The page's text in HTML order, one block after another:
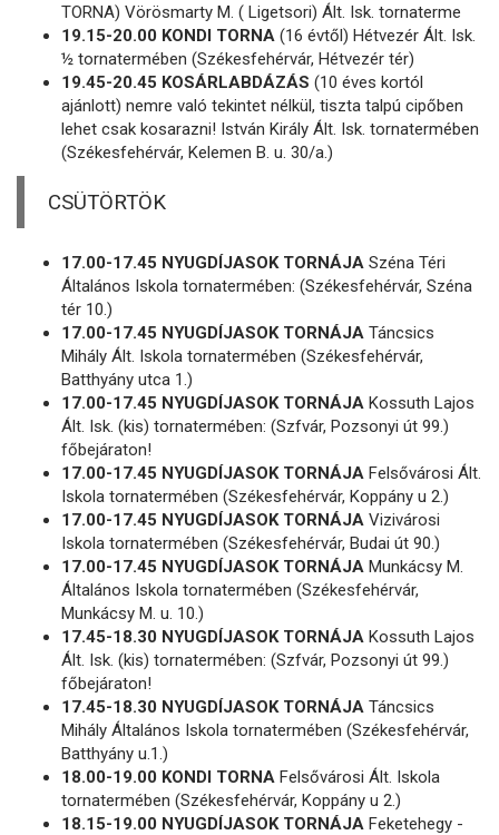
TORNA) Vörösmarty M. ( Ligetsori) Ált. Isk. tornaterme
19.15-20.00 KONDI TORNA (16 évtől) Hétvezér Ált. Isk.
½ tornatermében (Székesfehérvár, Hétvezér tér)
19.45-20.45 KOSÁRLABDÁZÁS (10 éves kortól
ajánlott) nemre való tekintet nélkül, tiszta talpú cipőben
lehet csak kosarazni! István Király Ált. Isk. tornatermében
(Székesfehérvár, Kelemen B. u. 30/a.)
CSÜTÖRTÖK
17.00-17.45 NYUGDÍJASOK TORNÁJA Széna Téri
Általános Iskola tornatermében: (Székesfehérvár, Széna
tér 10.)
17.00-17.45 NYUGDÍJASOK TORNÁJA Táncsics
Mihály Ált. Iskola tornatermében (Székesfehérvár,
Batthyány utca 1.)
17.00-17.45 NYUGDÍJASOK TORNÁJA Kossuth Lajos
Ált. Isk. (kis) tornatermében: (Szfvár, Pozsonyi út 99.)
főbejáraton!
17.00-17.45 NYUGDÍJASOK TORNÁJA Felsővárosi Ált.
Iskola tornatermében (Székesfehérvár, Koppány u 2.)
17.00-17.45 NYUGDÍJASOK TORNÁJA Vizivárosi
Iskola tornatermében (Székesfehérvár, Budai út 90.)
17.00-17.45 NYUGDÍJASOK TORNÁJA Munkácsy M.
Általános Iskola tornatermében (Székesfehérvár,
Munkácsy M. u. 10.)
17.45-18.30 NYUGDÍJASOK TORNÁJA Kossuth Lajos
Ált. Isk. (kis) tornatermében: (Szfvár, Pozsonyi út 99.)
főbejáraton!
17.45-18.30 NYUGDÍJASOK TORNÁJA Táncsics
Mihály Általános Iskola tornatermében (Székesfehérvár,
Batthyány u.1.)
18.00-19.00 KONDI TORNA Felsővárosi Ált. Iskola
tornatermében (Székesfehérvár, Koppány u 2.)
18.15-19.00 NYUGDÍJASOK TORNÁJA Feketehegy -